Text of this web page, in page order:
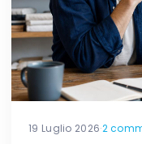
19 Luglio 2026·2